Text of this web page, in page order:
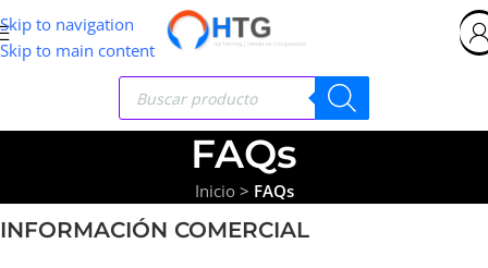
Skip to navigation
Skip to main content
FAQs
Inicio> FAQs
INFORMACIÓN COMERCIAL